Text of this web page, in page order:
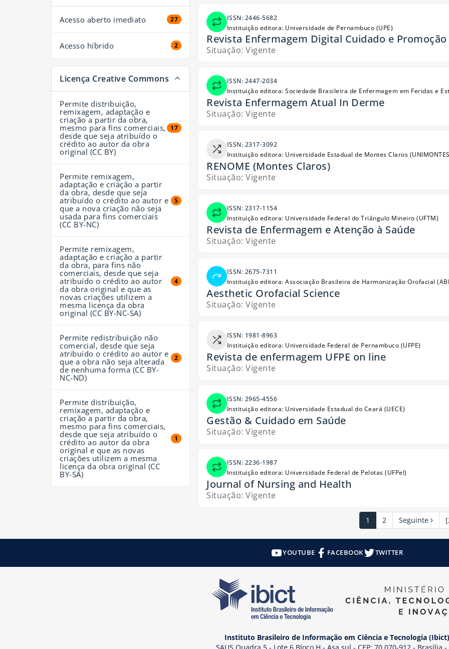
ISSN: 2446-5682
Instituição editora: Universidade de Pernambuco (UPE)
Revista Enfermagem Digital Cuidado e Promoção
Situação: Vigente
ISSN: 2447-2034
Instituição editora: Sociedade Brasileira de Enfermagem em Feridas e
Revista Enfermagem Atual In Derme
Situação: Vigente
ISSN: 2317-3092
Instituição editora: Universidade Estadual de Montes Claros
RENOME (Montes Claros)
Situação: Vigente
ISSN: 2317-1154
Instituição editora: Universidade Federal do Triângulo Mineiro (UFTM)
Revista de Enfermagem e Atenção à Saúde
Situação: Vigente
ISSN: 2675-7311
Instituição editora: Associação Brasileira de Harmonização Orofacial
Aesthetic Orofacial Science
Situação: Vigente
ISSN: 1981-8963
Instituição editora: Universidade Federal de Pernambuco (UFPE)
Revista de enfermagem UFPE on line
Situação: Vigente
ISSN: 2965-4556
Instituição editora: Universidade Estadual do Ceará (UECE)
Gestão & Cuidado em Saúde
Situação: Vigente
ISSN: 2236-1987
Instituição editora: Universidade Federal de Pelotas (UFPel)
Journal of Nursing and Health
Situação: Vigente
1 2 Seguinte
Acesso aberto imediato 27 resultados
27
Acesso híbrido 2 resultados
2
Licença Creative Commons
Permite distribuição,
remixagem, adaptação e
criação a partir da obra,
mesmo para fins comerciais,
desde que seja atribuído o
crédito ao autor da obra
original (CC BY)
17 resultados
17
Permite remixagem,
adaptação e criação a partir
da obra, desde que seja
atribuído o crédito ao autor e
que a nova criação não seja
usada para fins comerciais
(CC BY-NC)
5 resultados
5
Permite remixagem,
adaptação e criação a partir
da obra, para fins não
comerciais, desde que seja
atribuído o crédito ao autor
da obra original e que as
novas criações utilizem a
mesma licença da obra
original (CC BY-NC-SA)
4 resultados
4
Permite redistribuição não
comercial, desde que seja
atribuído o crédito ao autor e
que a obra não seja alterada
de nenhuma forma (CC BY-
NC-ND)
2 resultados
2
Permite distribuição,
remixagem, adaptação e
criação a partir da obra,
mesmo para fins comerciais,
desde que seja atribuído o
crédito ao autor da obra
original e que as novas
criações utilizem a mesma
licença da obra original (CC
BY-SA)
1 resultados
1
YOUTUBE FACEBOOK TWITTER
Instituto Brasileiro de Informação em Ciência e Tecnologia (Ibict)